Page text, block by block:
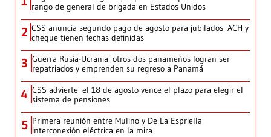
rango de general de brigada en Estados Unidos
2 CSS anuncia segundo pago de agosto para jubilados: ACH y
cheque tienen fechas definidas
3 Guerra Rusia-Ucrania: otros dos panameños logran ser
repatriados y emprenden su regreso a Panamá
4 CSS advierte: el 18 de agosto vence el plazo para elegir el
sistema de pensiones
5 Primera reunión entre Mulino y De La Espriella:
interconexión eléctrica en la mira